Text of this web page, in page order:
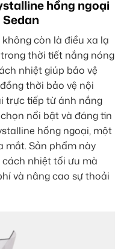
hồng ngoại
còn là điều xa lạ
thời tiết nắng nóng
nhiệt giúp bảo vệ
thời bảo vệ nội
trực tiếp từ ánh nắng
nổi bật và đáng tin
hồng ngoại, một
mắt. Sản phẩm này
nhiệt tối ưu mà
và nâng cao sự thoải